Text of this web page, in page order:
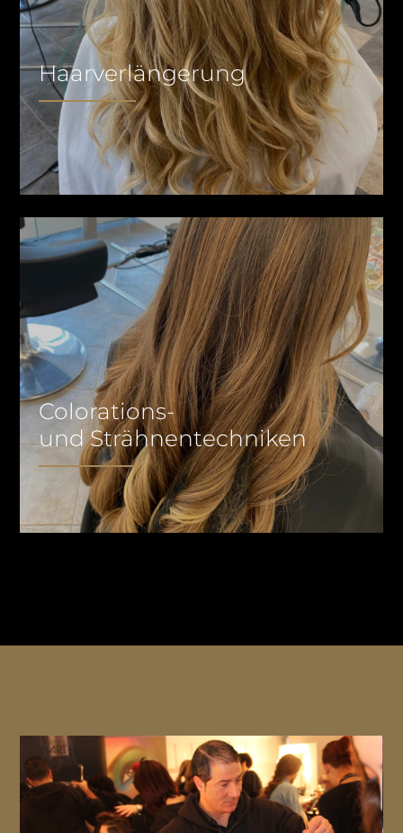
Haarverlängerung
Colorations-
und Strähnentechniken